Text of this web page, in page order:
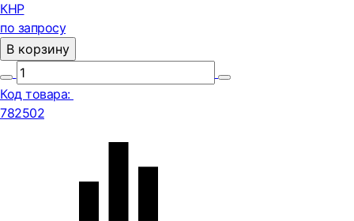
КНР
по запросу
В корзину
Код товара:
782502